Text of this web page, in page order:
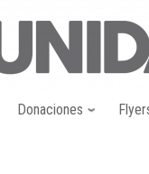
Donaciones